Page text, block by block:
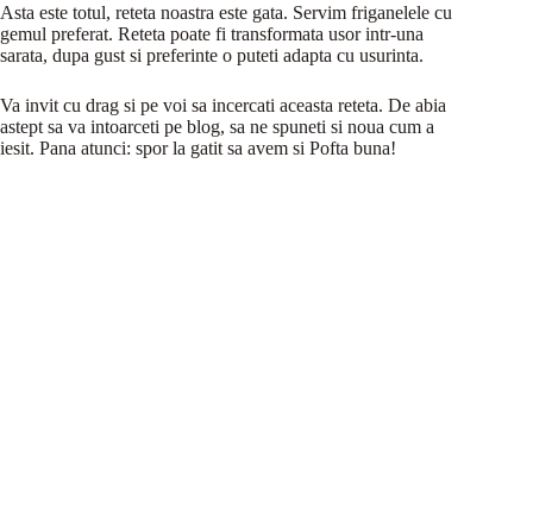
Asta este totul, reteta noastra este gata. Servim friganelele cu
gemul preferat. Reteta poate fi transformata usor intr-una
sarata, dupa gust si preferinte o puteti adapta cu usurinta.
Va invit cu drag si pe voi sa incercati aceasta reteta. De abia
astept sa va intoarceti pe blog, sa ne spuneti si noua cum a
iesit. Pana atunci: spor la gatit sa avem si Pofta buna!